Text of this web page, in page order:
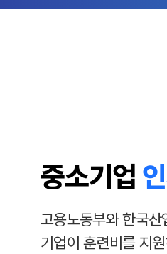
중소기업
고용노동부와 한국
기업이 훈련비를 지